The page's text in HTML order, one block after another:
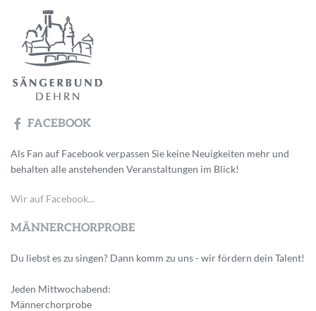
FACEBOOK
Als Fan auf Facebook verpassen Sie keine Neuigkeiten mehr und
behalten alle anstehenden Veranstaltungen im Blick!
Wir auf Facebook...
MÄNNERCHORPROBE
Du liebst es zu singen? Dann komm zu uns - wir fördern dein Talent!
Jeden Mittwochabend:
Männerchorprobe